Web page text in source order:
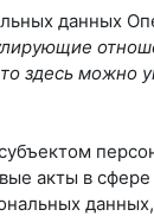
данных
здесь
акты в